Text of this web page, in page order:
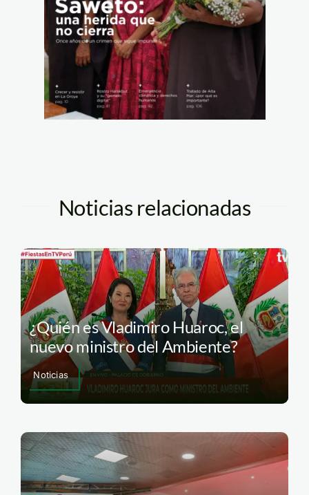
Noticias relacionadas
¿Quién es Vladimiro Huaroc, el
nuevo ministro del Ambiente?
Noticias